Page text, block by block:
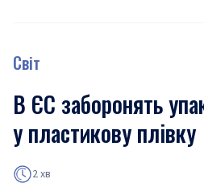
Світ
В ЄС заборонять
у пластикову плівку
2 хв